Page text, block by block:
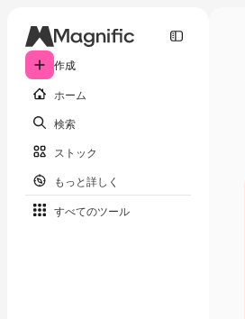
作成
ホーム
検索
ストック
もっと詳しく
すべてのツール